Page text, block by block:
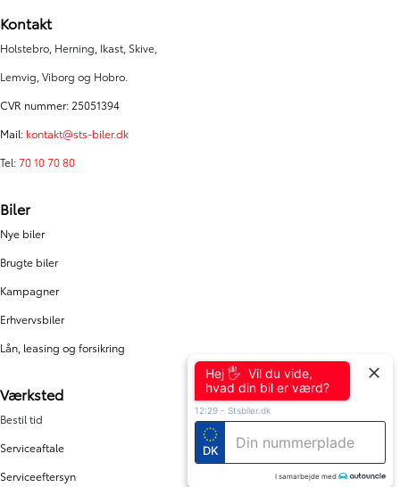
Kontakt
Holstebro, Herning, Ikast, Skive,
Lemvig, Viborg og Hobro.
CVR nummer: 25051394
Mail: kontakt@sts-biler.dk
Tel:70 10 70 80
Biler
Nye biler
Brugte biler
Kampagner
Erhvervsbiler
Lån, leasing og forsikring
Værksted
Bestil tid
Serviceaftale
Serviceeftersyn
Hej 🖐 Vil du vide,
hvad din bil er værd?
12:29 - Stsbiler.dk
DK
I samarbejde med